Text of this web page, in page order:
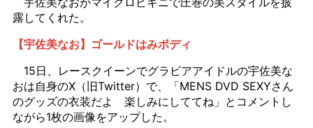
露してくれた。
【宇佐美なお】ゴールドはみボディ
15日、レースクイーンでグラビアアイドルの宇佐美な
おは自身のX（旧Twitter）で、「MENS DVD SEXYさん
のグッズの衣装だよ 楽しみにしててね」とコメントし
ながら1枚の画像をアップした。